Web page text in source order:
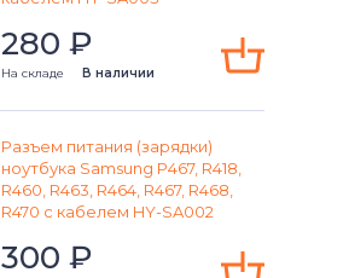
280 ₽
На складе В наличии
Разъем питания (зарядки)
ноутбука Samsung P467, R418,
R460, R463, R464, R467, R468,
R470 с кабелем HY-SA002
300 ₽